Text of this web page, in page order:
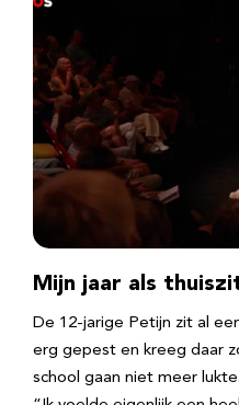
Mijn jaar als
De 12-jarige Petijn zit al
erg gepest en kreeg daar
school gaan niet meer